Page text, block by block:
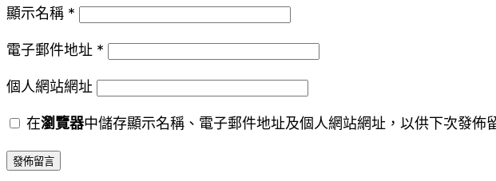
顯示名稱 *
電子郵件地址 *
個人網站網址
在瀏覽器中儲存顯示名稱、電子郵件地址及個人網站網址，以供下次發佈